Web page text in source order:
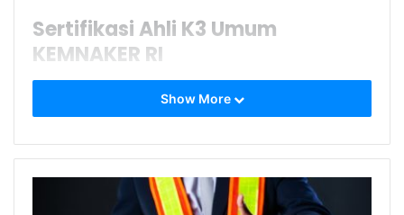
Sertifikasi Ahli K3 Umum
KEMNAKER RI
TUJUAN PELATIHAN
Sertifikasi Ahli K3 Umum
KEMNAKER RI
Show More